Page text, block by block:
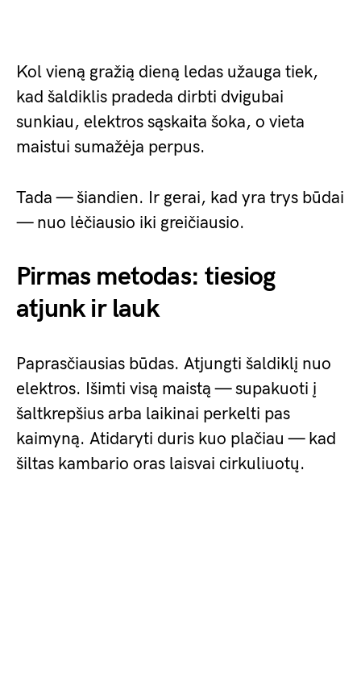
Kol vieną gražią dieną ledas užauga tiek,
kad šaldiklis pradeda dirbti dvigubai
sunkiau, elektros sąskaita šoka, o vieta
maistui sumažėja perpus.
Tada — šiandien. Ir gerai, kad yra trys būdai
— nuo lėčiausio iki greičiausio.
Pirmas metodas: tiesiog
atjunk ir lauk
Paprasčiausias būdas. Atjungti šaldiklį nuo
elektros. Išimti visą maistą — supakuoti į
šaltkrepšius arba laikinai perkelti pas
kaimyną. Atidaryti duris kuo plačiau — kad
šiltas kambario oras laisvai cirkuliuotų.